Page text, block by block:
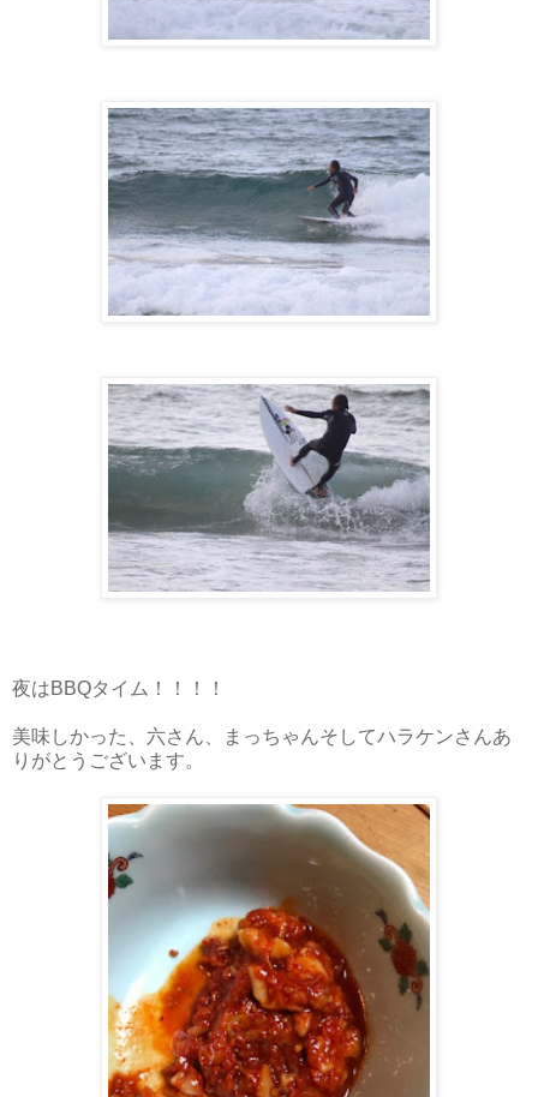
夜はBBQタイム！！！！
美味しかった、六さん、まっちゃんそしてハラケンさんあ
りがとうございます。